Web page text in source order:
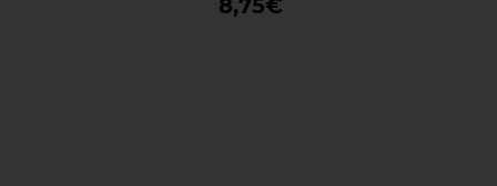
8,75€